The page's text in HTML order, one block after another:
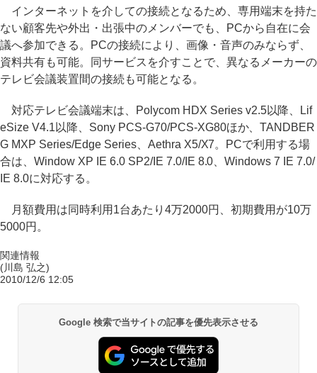
インターネットを介しての接続となるため、専用端末を持た
ない顧客先や外出・出張中のメンバーでも、PCから自在に会
議へ参加できる。PCの接続により、画像・音声のみならず、
資料共有も可能。同サービスを介すことで、異なるメーカーの
テレビ会議装置間の接続も可能となる。
対応テレビ会議端末は、Polycom HDX Series v2.5以降、Lif
eSize V4.1以降、Sony PCS-G70/PCS-XG80ほか、TANDBER
G MXP Series/Edge Series、Aethra X5/X7。PCで利用する場
合は、Window XP IE 6.0 SP2/IE 7.0/IE 8.0、Windows 7 IE 7.0/
IE 8.0に対応する。
月額費用は同時利用1台あたり4万2000円、初期費用が10万
5000円。
関連情報
(川島 弘之)
2010/12/6 12:05
Google 検索で当サイトの記事を優先表示させる